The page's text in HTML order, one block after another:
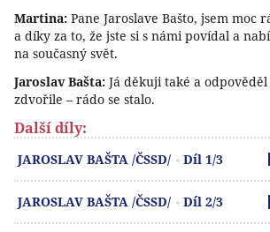
Martina: Pane Jaroslave Bašto, jsem moc
a díky za to, že jste si s námi povídal a
na současný svět.
Jaroslav Bašta: Já děkuji také a
zdvořile – rádo se stalo.
Další díly:
JAROSLAV BAŠTA /ČSSD/ Díl 1/3
JAROSLAV BAŠTA /ČSSD/ Díl 2/3